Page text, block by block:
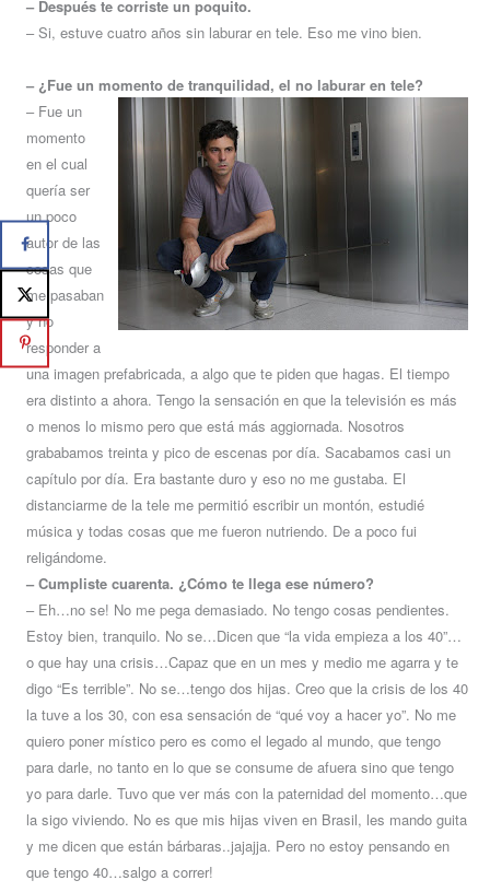
– Después te corriste un poquito.
– Si, estuve cuatro años sin laburar en tele. Eso me vino bien.
– ¿Fue un momento de tranquilidad, el no laburar en tele?
– Fue un
momento
en el cual
quería ser
un poco
autor de las
cosas que
me pasaban
y no
responder a
una imagen prefabricada, a algo que te piden que hagas. El tiempo
era distinto a ahora. Tengo la sensación en que la televisión es más
o menos lo mismo pero que está más aggiornada. Nosotros
grababamos treinta y pico de escenas por día. Sacabamos casi un
capítulo por día. Era bastante duro y eso no me gustaba. El
distanciarme de la tele me permitió escribir un montón, estudié
música y todas cosas que me fueron nutriendo. De a poco fui
religándome.
– Cumpliste cuarenta. ¿Cómo te llega ese número?
– Eh…no se! No me pega demasiado. No tengo cosas pendientes.
Estoy bien, tranquilo. No se…Dicen que “la vida empieza a los 40”…
o que hay una crisis…Capaz que en un mes y medio me agarra y te
digo “Es terrible”. No se…tengo dos hijas. Creo que la crisis de los 40
la tuve a los 30, con esa sensación de “qué voy a hacer yo”. No me
quiero poner místico pero es como el legado al mundo, que tengo
para darle, no tanto en lo que se consume de afuera sino que tengo
yo para darle. Tuvo que ver más con la paternidad del momento…que
la sigo viviendo. No es que mis hijas viven en Brasil, les mando guita
y me dicen que están bárbaras..jajajja. Pero no estoy pensando en
que tengo 40…salgo a correr!